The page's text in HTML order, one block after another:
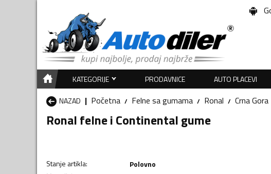
KATEGORIJE PRODAVNICE AUTO PLACEVI
NAZAD
Početna Felne sa gumama Ronal Crna Gora
Ronal felne i Continental gume
Stanje artikla:
Polovno